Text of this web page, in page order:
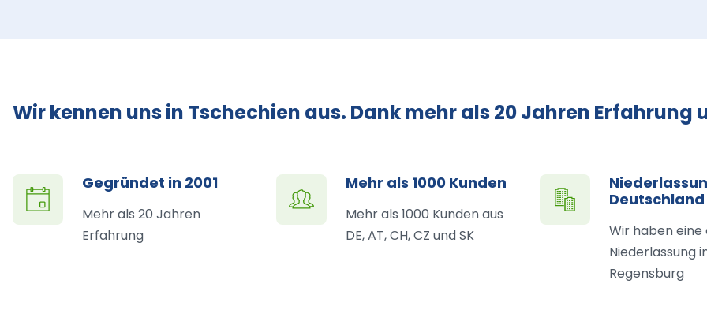
Wir kennen uns in Tschechien aus. Dank mehr als 20 Jahren
Gegründet in 2001
Mehr als 20 Jahren
Erfahrung
Mehr als 1000 Kunden
Mehr als 1000 Kunden aus
DE, AT, CH, CZ und SK
Deutschland
Wir haben eine
Niederlassung
Regensburg